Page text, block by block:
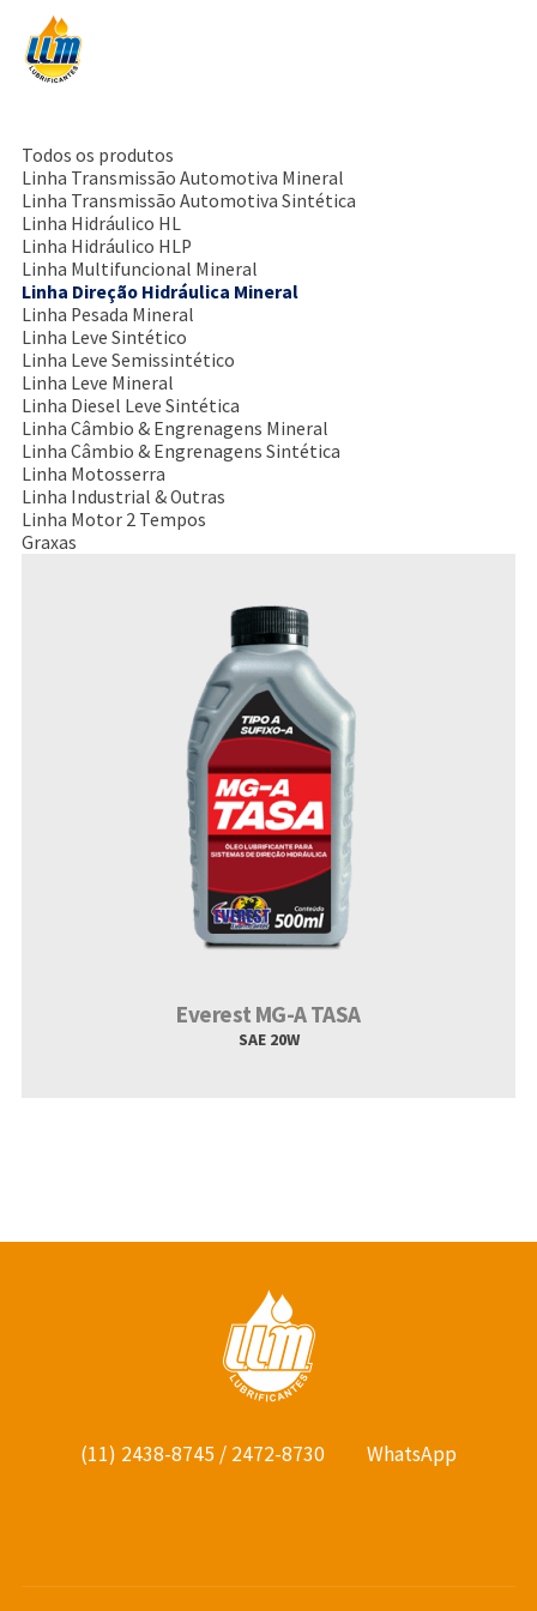
Todos os produtos
Linha Transmissão Automotiva Mineral
Linha Transmissão Automotiva Sintética
Linha Hidráulico HL
Linha Hidráulico HLP
Linha Multifuncional Mineral
Linha Direção Hidráulica Mineral
Linha Pesada Mineral
Linha Leve Sintético
Linha Leve Semissintético
Linha Leve Mineral
Linha Diesel Leve Sintética
Linha Câmbio & Engrenagens Mineral
Linha Câmbio & Engrenagens Sintética
Linha Motosserra
Linha Industrial & Outras
Linha Motor 2 Tempos
Graxas
Everest MG-A TASA
SAE 20W
(11) 2438-8745 / 2472-8730 WhatsApp